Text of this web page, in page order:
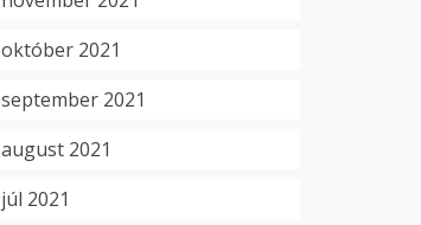
október 2021
september 2021
august 2021
júl 2021